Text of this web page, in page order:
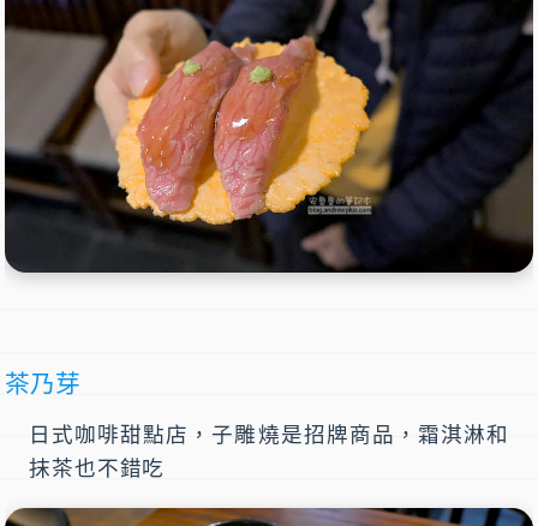
茶乃芽
日式咖啡甜點店，子雕燒是招牌商品，霜淇淋和
抹茶也不錯吃